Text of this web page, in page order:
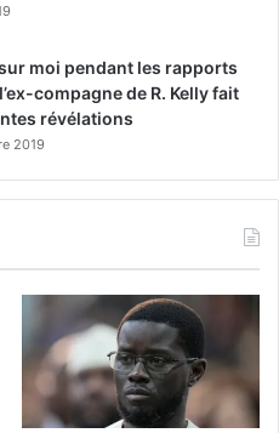
moi pendant les rapports
compagne de R. Kelly fait
révélations
2019